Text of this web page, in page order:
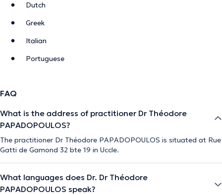
Dutch
Greek
Italian
Portuguese
FAQ
What is the address of practitioner Dr Théodore
PAPADOPOULOS?
The practitioner Dr Théodore PAPADOPOULOS is situated at Rue
Gatti de Gamond 32 bte 19 in Uccle.
What languages does Dr. Dr Théodore
PAPADOPOULOS speak?